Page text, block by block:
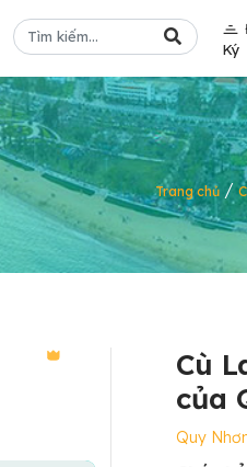
Ký
Trang chủ /
Cù
của
Quy